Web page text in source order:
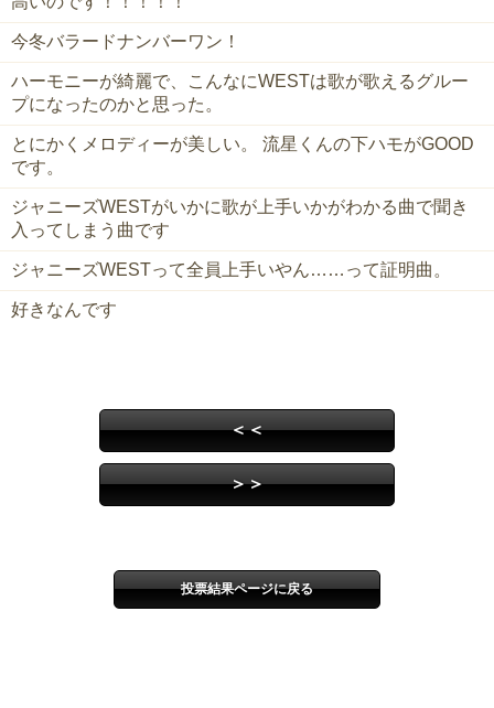
今冬バラードナンバーワン！
ハーモニーが綺麗で、こんなにWESTは歌が歌えるグルー
プになったのかと思った。
とにかくメロディーが美しい。 流星くんの下ハモがGOOD
です。
ジャニーズWESTがいかに歌が上手いかがわかる曲で聞き
入ってしまう曲です
ジャニーズWESTって全員上手いやん……って証明曲。
好きなんです
＜＜
＞＞
投票結果ページに戻る